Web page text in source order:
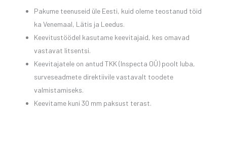
Pakume teenuseid üle Eesti, kuid oleme teostanud töid
ka Venemaal, Lätis ja Leedus.
Keevitustöödel kasutame keevitajaid, kes omavad
vastavat litsentsi.
Keevitajatele on antud TKK (Inspecta OÜ) poolt luba,
surveseadmete direktiivile vastavalt toodete
valmistamiseks.
Keevitame kuni 30 mm paksust terast.